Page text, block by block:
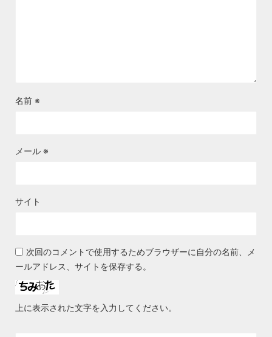
名前 ※
メール ※
サイト
次回のコメントで使用するためブラウザーに自分の名前、メ
ールアドレス、サイトを保存する。
上に表示された文字を入力してください。